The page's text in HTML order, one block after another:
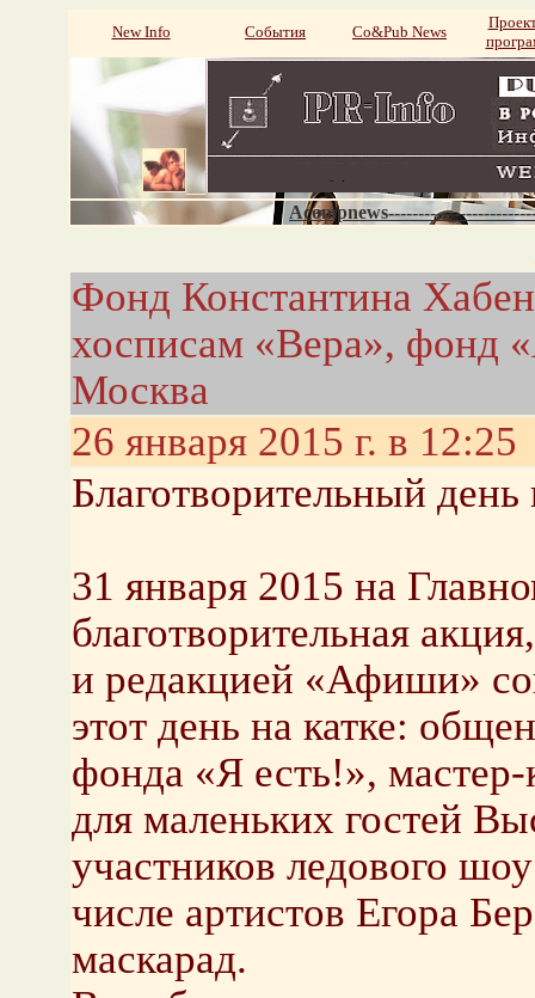
New Info События Со&Pub News
Фонд Константина
хосписам «Вера», фонд
Москва
26 января 2015 г. в 12:25
Благотворительный
31 января 2015 на
благотворительная
и редакцией «Афиши»
этот день на катке:
фонда «Я есть!»,
для маленьких гостей
участников ледового
числе артистов Егора
маскарад.